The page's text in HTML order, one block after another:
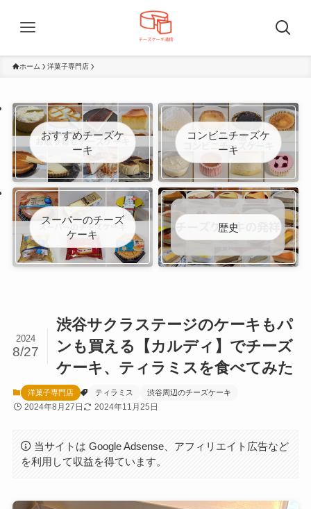
ホーム 洋菓子専門店
おすすめチーズケ
ーキ
コンビニチーズケ
ーキ
スーパーのチーズ
ケーキ
歴史
渋谷サクラステージのケーキもパ
ンも買える【カルディ】でチーズ
ケーキ、ティラミスを食べてみた
2024
8/27
洋菓子専門店 ティラミス 渋谷周辺のチーズケーキ
2024年8月27日 2024年11月25日
当サイトは Google Adsense、アフィリエイト広告など
を利用して収益を得ています。